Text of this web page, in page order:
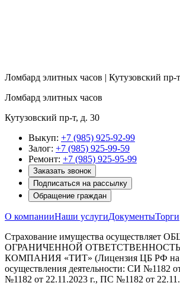
Ломбард элитных часов | Кутузовский пр-
Ломбард элитных часов
Кутузовский пр-т, д. 30
Выкуп: +7 (985) 925-92-99
Залог: +7 (985) 925-99-59
Ремонт: +7 (985) 925-95-99
Заказать звонок
Подписаться на рассылку
Обращение граждан
О компанииНаши услугиДокументыТорги
Страхование имущества осуществляет
ОГРАНИЧЕННОЙ
КОМПАНИЯ «ТИТ» (Лицензия ЦБ РФ на
осуществления деятельности: СИ №1182
№1182 от 22.11.2023 г., ПС №1182 от